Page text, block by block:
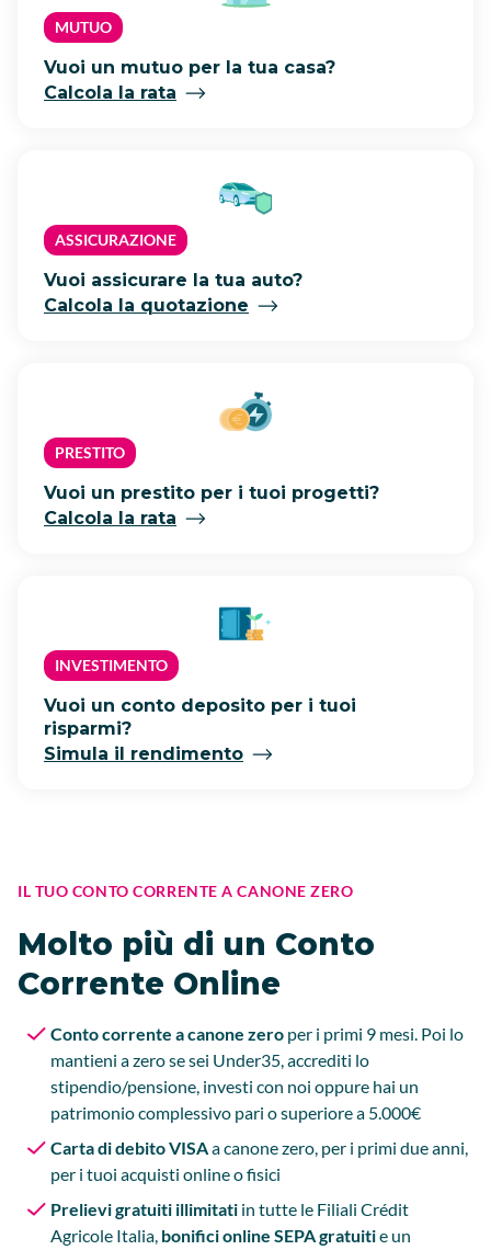
MUTUO
Vuoi un mutuo per la tua casa?
Calcola la rata
ASSICURAZIONE
Vuoi assicurare la tua auto?
Calcola la quotazione
PRESTITO
Vuoi un prestito per i tuoi progetti?
Calcola la rata
INVESTIMENTO
Vuoi un conto deposito per i tuoi
risparmi?
Simula il rendimento
IL TUO CONTO CORRENTE A CANONE ZERO
Molto più di un Conto
Corrente Online
Conto corrente a canone zero per i primi 9 mesi. Poi lo
mantieni a zero se sei Under35, accrediti lo
stipendio/pensione, investi con noi oppure hai un
patrimonio complessivo pari o superiore a 5.000€
Carta di debito VISAa canone zero, per i primi due anni,
per i tuoi acquisti online o fisici
Prelievi gratuiti illimitati in tutte le Filiali Crédit
Agricole Italia, bonifici online SEPA gratuitie un